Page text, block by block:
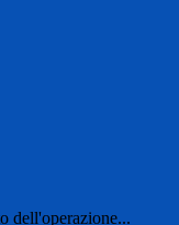
dell'operazione...